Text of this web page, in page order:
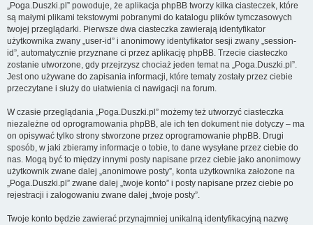
„Poga.Duszki.pl” powoduje, że aplikacja phpBB tworzy kilka ciasteczek, które
są małymi plikami tekstowymi pobranymi do katalogu plików tymczasowych
twojej przeglądarki. Pierwsze dwa ciasteczka zawierają identyfikator
użytkownika zwany „user-id” i anonimowy identyfikator sesji zwany „session-
id”, automatycznie przyznane ci przez aplikację phpBB. Trzecie ciasteczko
zostanie utworzone, gdy przejrzysz chociaż jeden temat na „Poga.Duszki.pl”.
Jest ono używane do zapisania informacji, które tematy zostały przez ciebie
przeczytane i służy do ułatwienia ci nawigacji na forum.
W czasie przeglądania „Poga.Duszki.pl” możemy też utworzyć ciasteczka
niezależne od oprogramowania phpBB, ale ich ten dokument nie dotyczy – ma
on opisywać tylko strony stworzone przez oprogramowanie phpBB. Drugi
sposób, w jaki zbieramy informacje o tobie, to dane wysyłane przez ciebie do
nas. Mogą być to między innymi posty napisane przez ciebie jako anonimowy
użytkownik zwane dalej „anonimowe posty”, konta użytkownika założone na
„Poga.Duszki.pl” zwane dalej „twoje konto” i posty napisane przez ciebie po
rejestracji i zalogowaniu zwane dalej „twoje posty”.
Twoje konto będzie zawierać przynajmniej unikalną identyfikacyjną nazwę